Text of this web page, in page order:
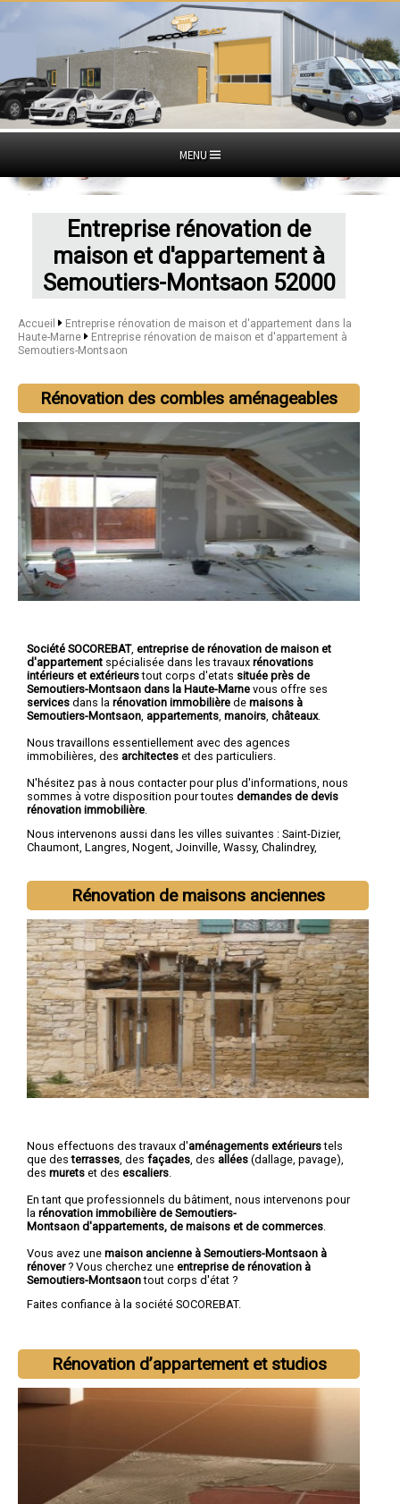
MENU
Entreprise rénovation de
maison et d'appartement à
Semoutiers-Montsaon 52000
Accueil
Entreprise rénovation de maison et d'appartement dans la
Haute-Marne
Entreprise rénovation de maison et d'appartement à
Semoutiers-Montsaon
Rénovation des combles aménageables
Société SOCOREBAT, entreprise de rénovation de maison et
d'appartement spécialisée dans les travaux rénovations
intérieurs et extérieurstout corps d'etats située près de
Semoutiers-Montsaon dans la Haute-Marne vous offre ses
services dans la rénovation immobilière de maisons à
Semoutiers-Montsaon appartements manoirs châteaux.
Nous travaillons essentiellement avec des agences
immobilières, des architectes et des particuliers.
N'hésitez pas à nous contacter pour plus d'informations, nous
sommes à votre disposition pour toutes demandes de devis
rénovation immobilière
Nous intervenons aussi dans les villes suivantes : Saint-Dizier,
Chaumont, Langres, Nogent, Joinville, Wassy, Chalindrey,
Rénovation de maisons anciennes
Nous effectuons des travaux d'aménagements extérieurstels
que desterrasses , des façades , des allées (dallage, pavage),
des murets et des escaliers
En tant que professionnels du bâtiment, nous intervenons pour
la rénovation immobilière de Semoutiers-
Montsaon d'appartements, de maisons et de commerces
Vous avez une maison ancienne à Semoutiers-Montsaon à
rénover? Vous cherchez une entreprise de rénovation à
Semoutiers-Montsaontout corps d'état ?
Faites confiance à la société SOCOREBAT.
Rénovation d’appartement et studios